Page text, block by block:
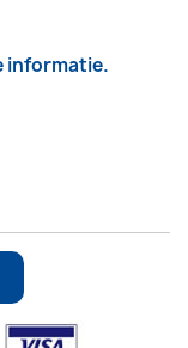
informatie.